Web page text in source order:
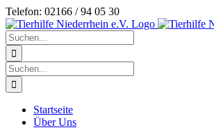
Zum
Inhalt
springen
Telefon: 02166 / 94 05 30
Suche
nach:
Suche
nach:
Startseite
Über Uns